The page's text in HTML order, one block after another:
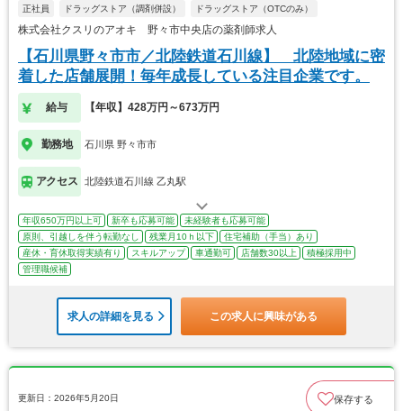
正社員 ドラッグストア（調剤併設） ドラッグストア（OTCのみ）
株式会社クスリのアオキ 野々市中央店の薬剤師求人
【石川県野々市市／北陸鉄道石川線】 北陸地域に密
着した店舗展開！毎年成長している注目企業です。
給与 【年収】428万円～673万円
勤務地 石川県 野々市市
アクセス 北陸鉄道石川線 乙丸駅
年収650万円以上可 新卒も応募可能
未経験者も応募可能
原則、引越しを伴う転勤なし
残業月10ｈ以下
住宅補助（手当）あり
産休・育休取得実績有り
スキルアップ 車通勤可 店舗数30以上
積極採用中
管理職候補
求人の詳細を見る この求人に興味がある
更新日：2026年5月20日 保存する